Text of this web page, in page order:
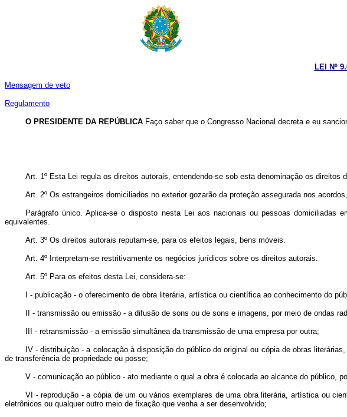
LEI Nº
Mensagem de veto
Regulamento
O PRESIDENTE DA REPÚBLICA Faço saber que o Congresso Nacional decreta e eu
Art. 1º Esta Lei regula os direitos autorais, entendendo-se sob esta denominação os direitos
Art. 2º Os estrangeiros domiciliados no exterior gozarão da proteção assegurada nos
Parágrafo único. Aplica-se o disposto nesta Lei aos nacionais ou pessoas
equivalentes.
Art. 3º Os direitos autorais reputam-se, para os efeitos legais, bens móveis.
Art. 4º Interpretam-se restritivamente os negócios jurídicos sobre os direitos autorais.
Art. 5º Para os efeitos desta Lei, considera-se:
I - publicação - o oferecimento de obra literária, artística ou científica ao conhecimento do
II - transmissão ou emissão - a difusão de sons ou de sons e imagens, por meio de ondas
III - retransmissão - a emissão simultânea da transmissão de uma empresa por outra;
IV - distribuição - a colocação à disposição do público do original ou cópia de obras
de transferência de propriedade ou posse;
V - comunicação ao público - ato mediante o qual a obra é colocada ao alcance do público,
VI - reprodução - a cópia de um ou vários exemplares de uma obra literária, artística ou
eletrônicos ou qualquer outro meio de fixação que venha a ser desenvolvido;